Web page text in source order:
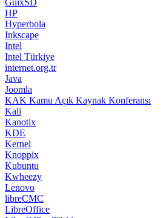
HP
Hyperbola
Inkscape
Intel
Intel Türkiye
internet.org.tr
Java
Joomla
KAK Kamu Açık Kaynak Konferansı
Kali
Kanotix
KDE
Kernel
Knoppix
Kubuntu
Kwheezy
Lenovo
libreCMC
LibreOffice